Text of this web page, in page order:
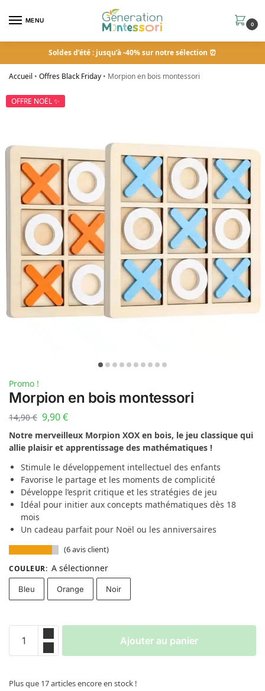
MENU
0
Soldes d’été : jusqu’à -40% sur notre sélection ⏰
Accueil • Offres Black Friday • Morpion en bois montessori
OFFRE NOËL ✨
Promo !
Morpion en bois montessori
14,90€ 9,90€
Notre merveilleux Morpion XOX en bois, le jeu classique qui
allie plaisir et apprentissage des mathématiques !
Stimule le développement intellectuel des enfants
Favorise le partage et les moments de complicité
Développe l’esprit critique et les stratégies de jeu
Idéal pour initier aux concepts mathématiques dès 18
mois
Un cadeau parfait pour Noël ou les anniversaires
(6avis client)
COULEUR: A sélectionner
Bleu Orange Noir
Ajouter au panier
Plus que 17 articles encore en stock !